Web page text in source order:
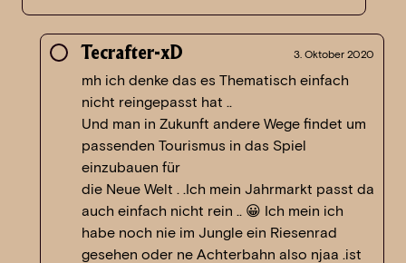
Tecrafter-xD 3. Oktober 2020
mh ich denke das es Thematisch einfach
nicht reingepasst hat ..
Und man in Zukunft andere Wege findet um
passenden Tourismus in das Spiel
einzubauen für
die Neue Welt . .Ich mein Jahrmarkt passt da
auch einfach nicht rein .. 😀 Ich mein ich
habe noch nie im Jungle ein Riesenrad
gesehen oder ne Achterbahn also njaa .ist